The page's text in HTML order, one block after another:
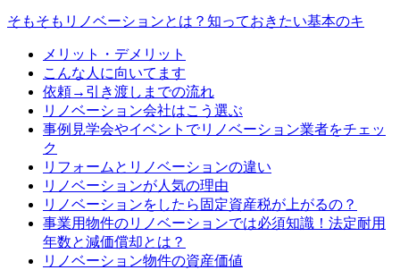
そもそもリノベーションとは？知っておきたい基本のキ
メリット・デメリット
こんな人に向いてます
依頼→引き渡しまでの流れ
リノベーション会社はこう選ぶ
事例見学会やイベントでリノベーション業者をチェッ
ク
リフォームとリノベーションの違い
リノベーションが人気の理由
リノベーションをしたら固定資産税が上がるの？
事業用物件のリノベーションでは必須知識！法定耐用
年数と減価償却とは？
リノベーション物件の資産価値